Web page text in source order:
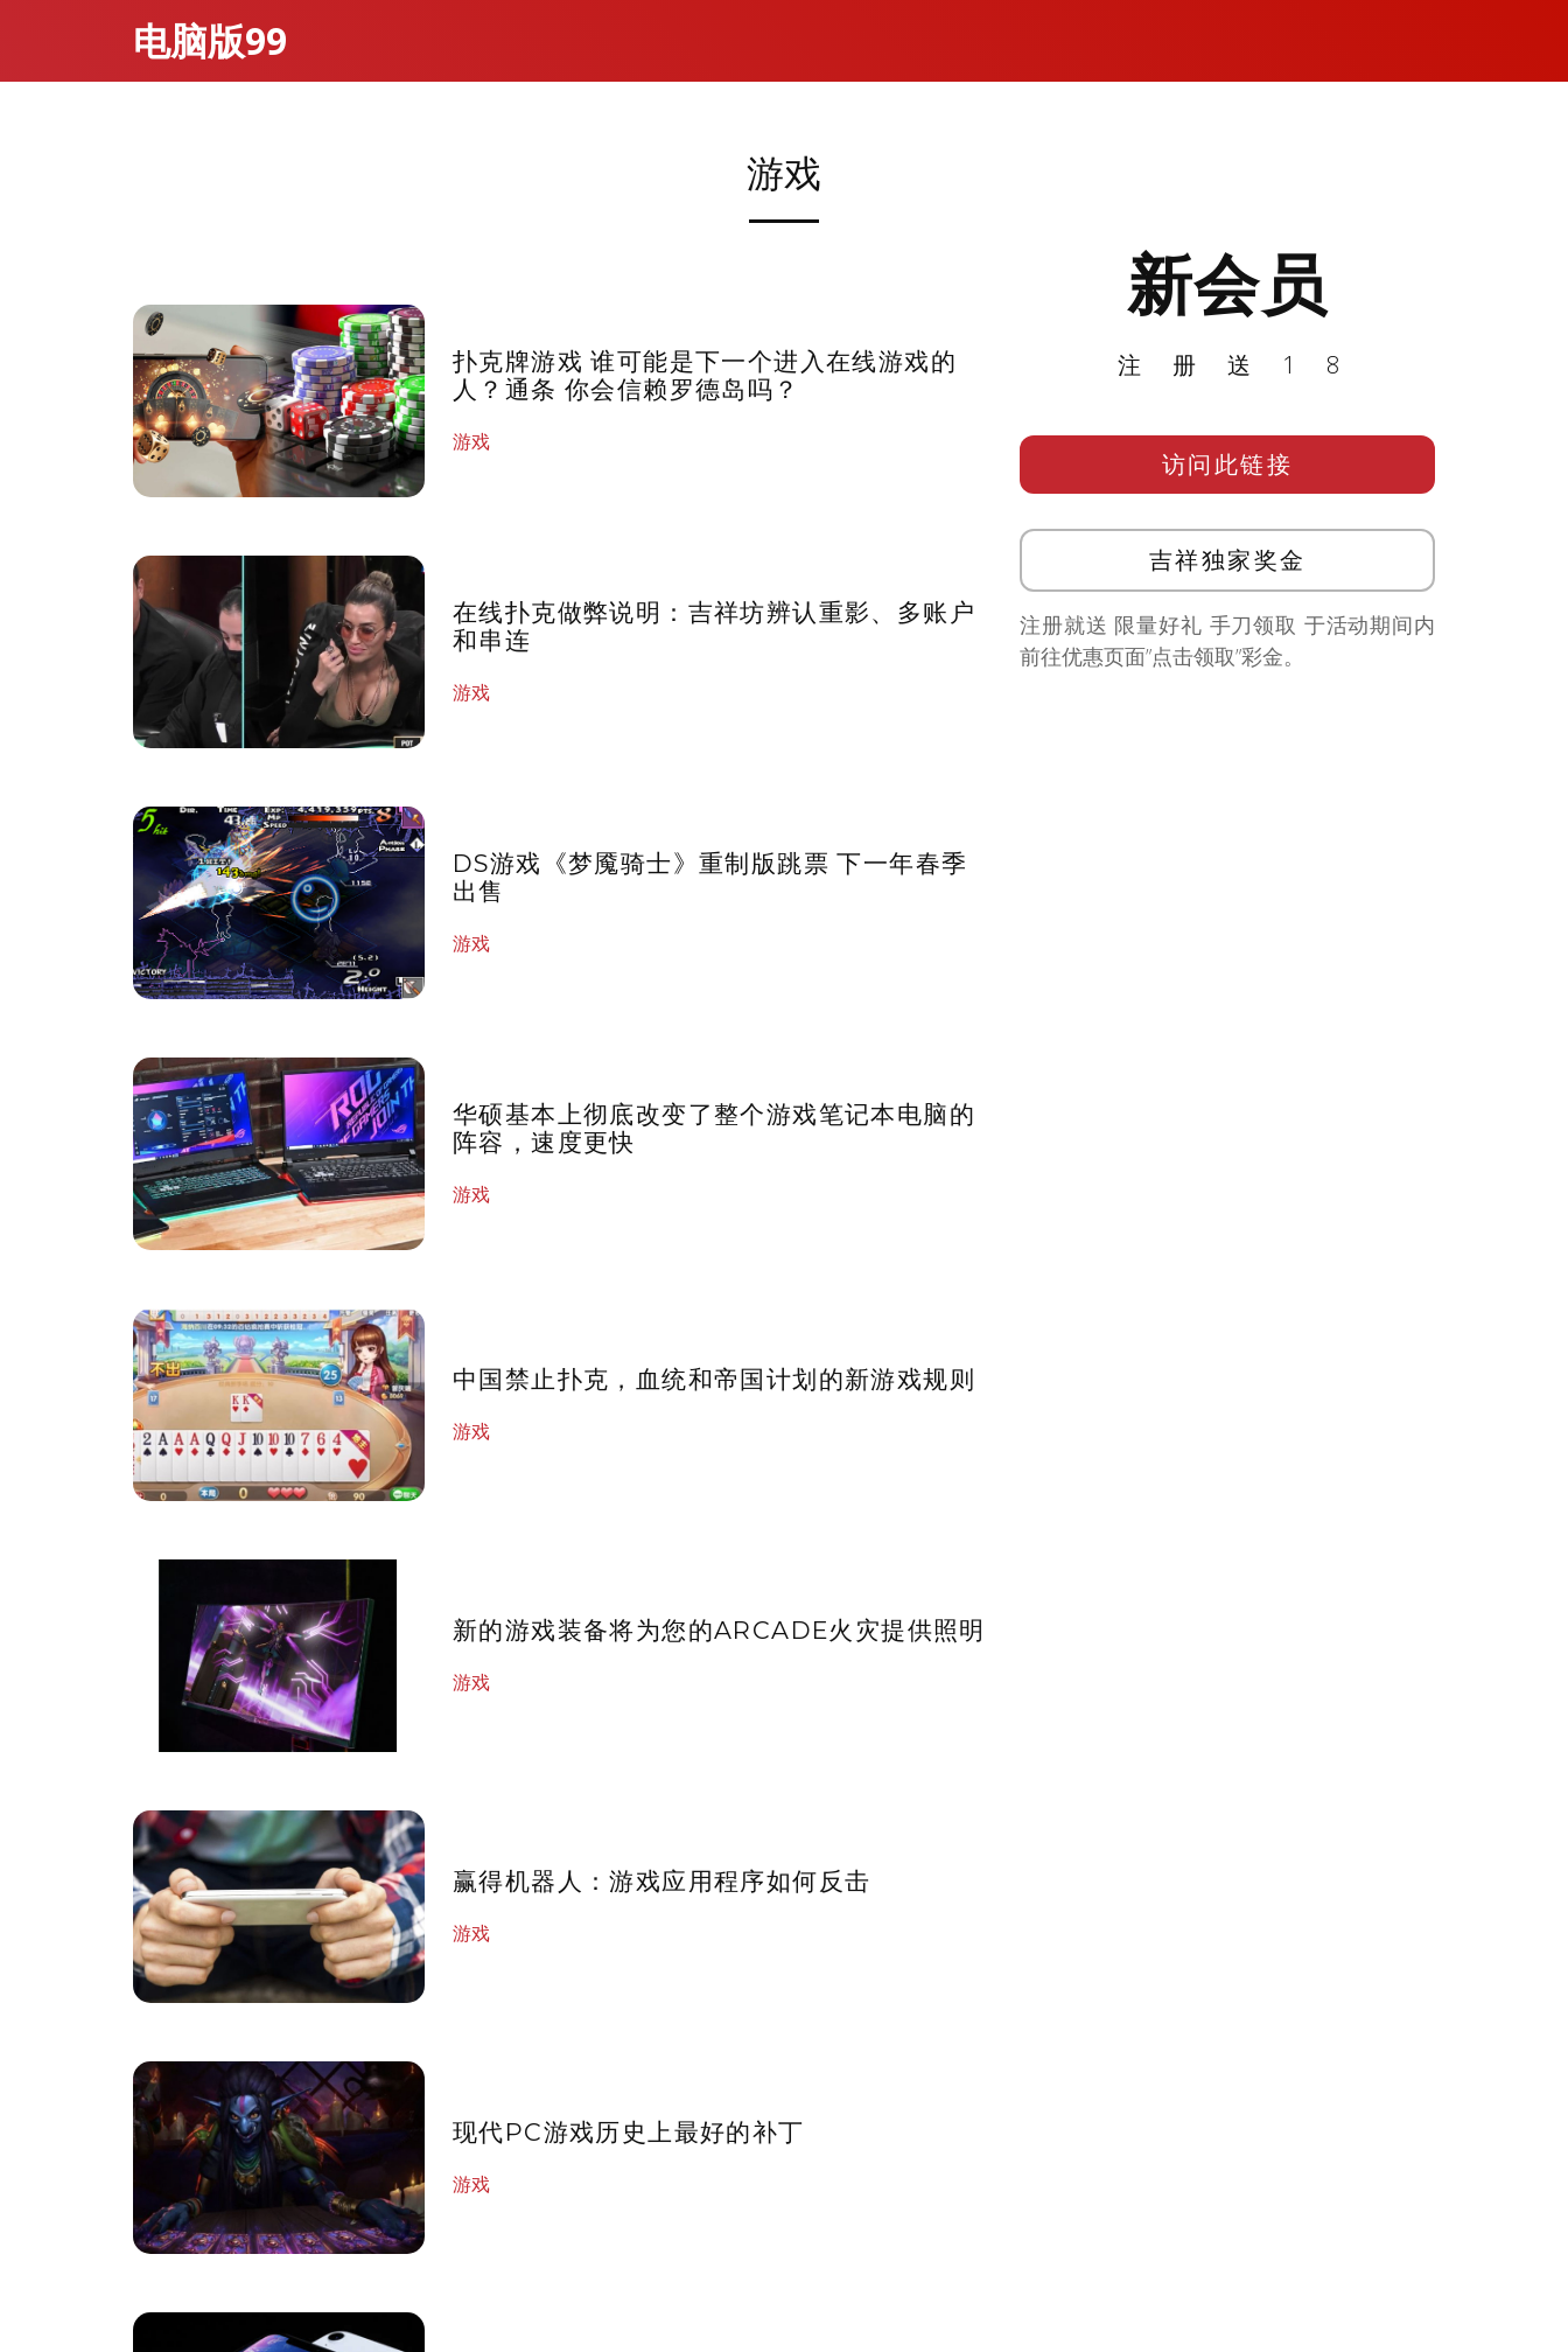
电脑版99
游戏
扑克牌游戏 谁可能是下一个进入在线游戏的
人？通条 你会信赖罗德岛吗？
游戏
在线扑克做弊说明：吉祥坊辨认重影、多账户
和串连
游戏
DS游戏《梦魇骑士》重制版跳票 下一年春季
出售
游戏
华硕基本上彻底改变了整个游戏笔记本电脑的
阵容，速度更快
游戏
中国禁止扑克，血统和帝国计划的新游戏规则
游戏
新的游戏装备将为您的ARCADE火灾提供照明
游戏
赢得机器人：游戏应用程序如何反击
游戏
现代PC游戏历史上最好的补丁
游戏
新会员
注册送18
访问此链接
吉祥独家奖金
注册就送 限量好礼 手刀领取 于活动期间内
前往优惠页面”点击领取”彩金。